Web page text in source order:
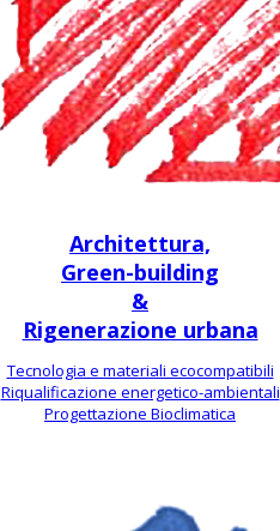
Architettura,
Green-building
&
Rigenerazione urbana
Tecnologia e materiali ecocompatibili
Riqualificazione energetico-ambientali
Progettazione Bioclimatica